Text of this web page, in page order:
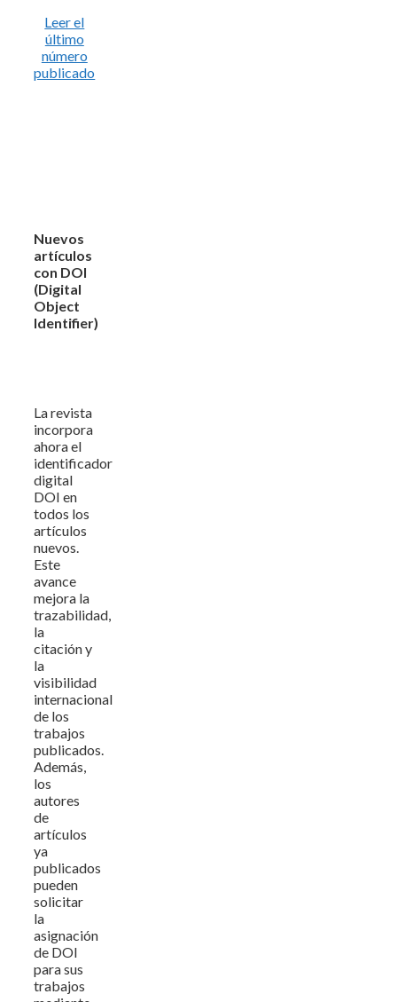
Leer el
último
número
publicado
Nuevos
artículos
con DOI
(Digital
Object
Identifier)
La revista
incorpora
ahora el
identificador
digital
DOI en
todos los
artículos
nuevos.
Este
avance
mejora la
trazabilidad,
la
citación y
la
visibilidad
internacional
de los
trabajos
publicados.
Además,
los
autores
de
artículos
ya
publicados
pueden
solicitar
la
asignación
de DOI
para sus
trabajos